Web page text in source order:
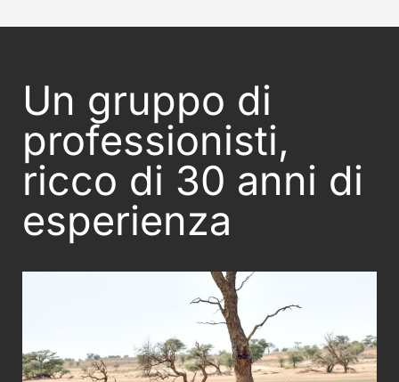
Un gruppo di
professionisti,
ricco di 30 anni di
esperienza